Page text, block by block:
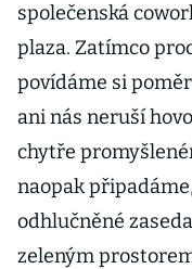
společenská
plaza. Zatímco
povídáme si
ani nás neruší
chytře
naopak
odhlučněné
zeleným